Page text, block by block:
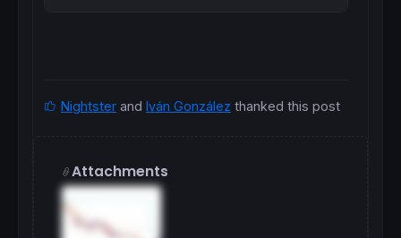
Nightster and Iván González thanked this post
Attachments